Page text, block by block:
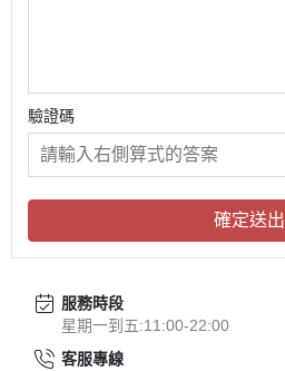
驗證碼
確定送出
服務時段
星期一到五:11:00-22:00
客服專線